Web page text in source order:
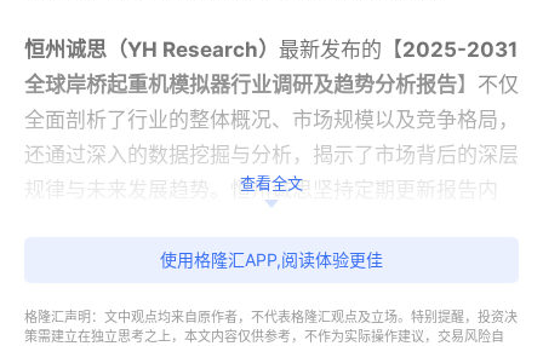
恒州诚思（YH Research） 最新发布的【2025-2031
全球岸桥起重机模拟器行业调研及趋势分析报告】不仅
全面剖析了行业的整体概况、市场规模以及竞争格局，
还通过深入的数据挖掘与分析，揭示了市场背后的深层
规律与未来发展趋势。恒州诚思坚持定期更新报告内
而在激烈的市场竞争中保持领先。
查看全文
使用格隆汇APP,阅读体验更佳
格隆汇声明：文中观点均来自原作者，不代表格隆汇观点及立场。特别提醒，投资决
策需建立在独立思考之上，本文内容仅供参考，不作为实际操作建议，交易风险自